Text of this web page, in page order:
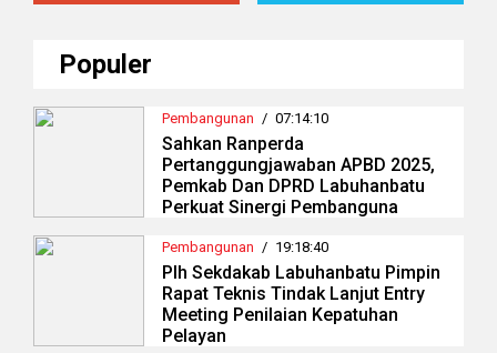
Populer
Pembangunan / 07:14:10
Sahkan Ranperda
Pertanggungjawaban APBD 2025,
Pemkab Dan DPRD Labuhanbatu
Perkuat Sinergi Pembanguna
Pembangunan / 19:18:40
Plh Sekdakab Labuhanbatu Pimpin
Rapat Teknis Tindak Lanjut Entry
Meeting Penilaian Kepatuhan
Pelayan